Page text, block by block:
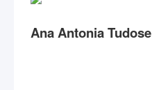
Ana Antonia Tudose